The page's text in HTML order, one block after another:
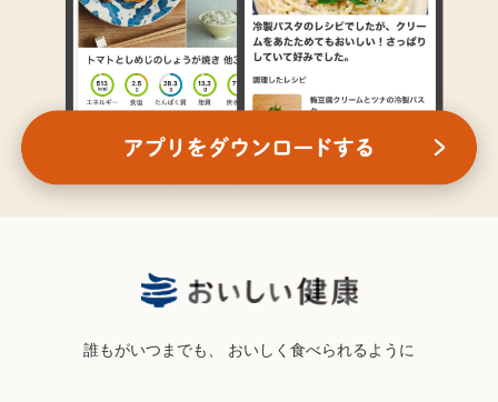
誰もがいつまでも、 おいしく食べられるように